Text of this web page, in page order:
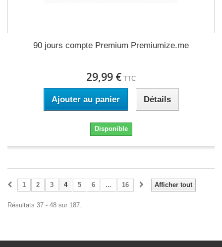
90 jours compte Premium Premiumize.me
29,99 € TTC
Ajouter au panier Détails
Disponible
Afficher tout
1 2 3 4 5 6 ... 16
Résultats 37 - 48 sur 187.